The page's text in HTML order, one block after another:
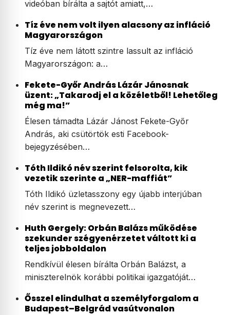
videóban bírálta a sajtót amiatt,…
Tíz éve nem volt ilyen alacsony az infláció
Magyarországon
Tíz éve nem látott szintre lassult az infláció
Magyarországon: a…
Fekete-Győr András Lázár Jánosnak
üzent: „Takarodj el a közéletből! Lehetőleg
még ma!”
Élesen támadta Lázár Jánost Fekete-Győr
András, aki csütörtök esti Facebook-
bejegyzésében…
Tóth Ildikó név szerint felsorolta, kik
vezetik szerinte a „NER-maffiát”
Tóth Ildikó üzletasszony egy újabb interjúban
név szerint is megnevezett…
Huth Gergely: Orbán Balázs működése
szekunder szégyenérzetet váltott ki a
teljes jobboldalon
Rendkívül élesen bírálta Orbán Balázst, a
miniszterelnök korábbi politikai igazgatóját…
Ősszel elindulhat a személyforgalom a
Budapest–Belgrád vasútvonalon